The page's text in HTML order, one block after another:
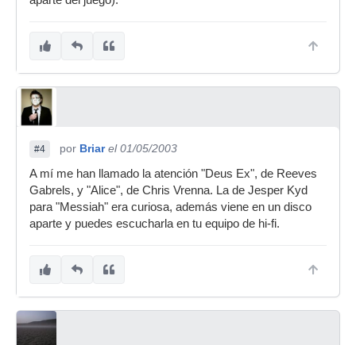
#4 por Briar el 01/05/2003
A mí me han llamado la atención "Deus Ex", de Reeves
Gabrels, y "Alice", de Chris Vrenna. La de Jesper Kyd
para "Messiah" era curiosa, además viene en un disco
aparte y puedes escucharla en tu equipo de hi-fi.